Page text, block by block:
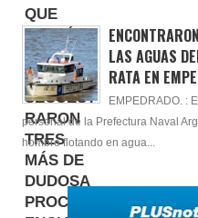
LAS AGUAS
RATA EN
EMPEDRADO. :
personal de la Prefectura Naval
hombre flotando en agua...